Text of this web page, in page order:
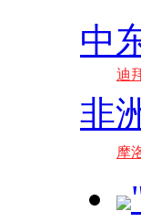
中
迪
非
摩